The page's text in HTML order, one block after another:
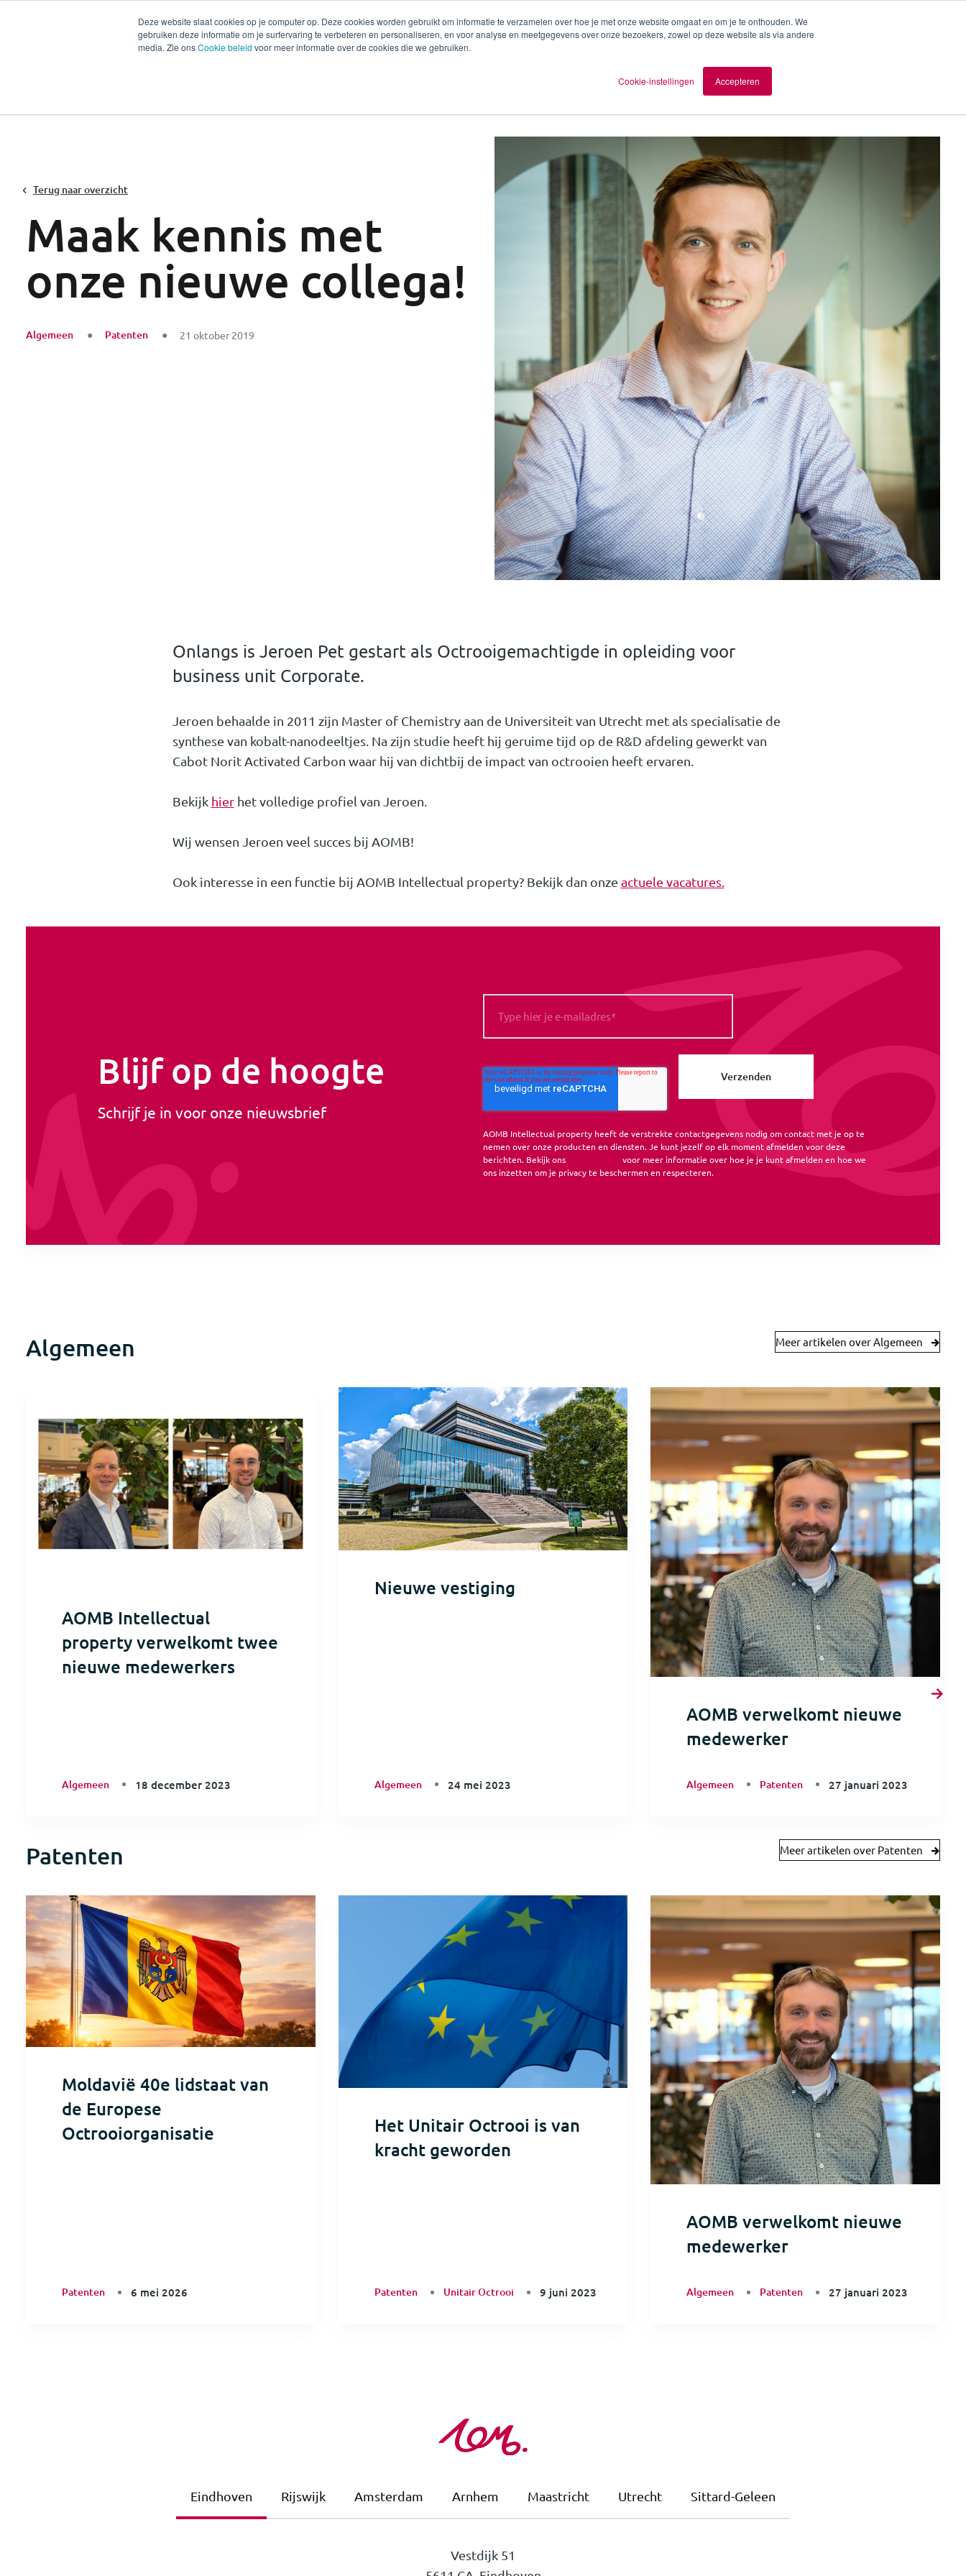
Deze website slaat cookies op je computer op. Deze cookies worden gebruikt om informatie te verzamelen over hoe je met onze website omgaat en om je te onthouden. We
gebruiken deze informatie om je surfervaring te verbeteren en personaliseren, en voor analyse en meetgegevens over onze bezoekers, zowel op deze website als via andere
media. Zie onsCookie beleid voor meer informatie over de cookies die we gebruiken.
Cookie-instellingen Accepteren
Diensten Sectoren Experts
Terug naar overzicht
Maak kennis met
onze nieuwe collega!
Algemeen Patenten 21 oktober 2019
Onlangs is Jeroen Pet gestart als Octrooigemachtigde in opleiding voor
business unit Corporate.
Jeroen behaalde in 2011 zijn Master of Chemistry aan de Universiteit van Utrecht met als specialisatie de
synthese van kobalt-nanodeeltjes. Na zijn studie heeft hij geruime tijd op de R&D afdeling gewerkt van
Cabot Norit Activated Carbon waar hij van dichtbij de impact van octrooien heeft ervaren.
Bekijk hierhet volledige profiel van Jeroen.
Wij wensen Jeroen veel succes bij AOMB!
Ook interesse in een functie bij AOMB Intellectual property? Bekijk dan onze actuele vacatures.
Blijf op de hoogte
Schrijf je in voor onze nieuwsbrief
AOMB Intellectual property heeft de verstrekte contactgegevens nodig om contact met je op te
nemen over onze producten en diensten. Je kunt jezelf op elk moment afmelden voor deze
berichten. Bekijk ons
voor meer informatie over hoe je je kunt afmelden en hoe we
ons inzetten om je privacy te beschermen en respecteren.
Algemeen Meer artikelen over Algemeen
AOMB Intellectual
property verwelkomt twee
nieuwe medewerkers
Algemeen 18 december 2023
Nieuwe vestiging
Algemeen 24 mei 2023
AOMB verwelkomt nieuwe
medewerker
Algemeen Patenten 27 januari 2023
Patenten Meer artikelen over Patenten
Moldavië 40e lidstaat van
de Europese
Octrooiorganisatie
Patenten 6 mei 2026
Het Unitair Octrooi is van
kracht geworden
Patenten Unitair Octrooi 9 juni 2023
AOMB verwelkomt nieuwe
medewerker
Algemeen Patenten 27 januari 2023
Eindhoven Rijswijk Amsterdam Arnhem Maastricht Utrecht Sittard-Geleen
Vestdijk 51